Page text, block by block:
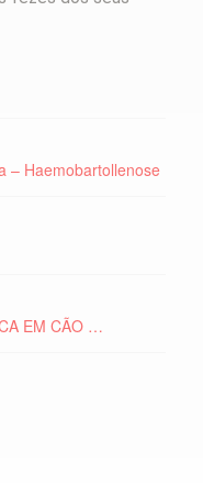
– Haemobartollenose
EM CÃO …